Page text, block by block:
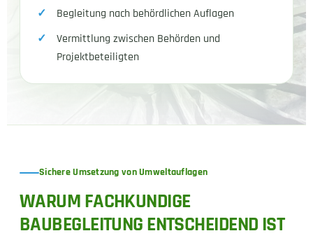
Begleitung nach behördlichen Auflagen
Vermittlung zwischen Behörden und
Projektbeteiligten
Sichere Umsetzung von Umweltauflagen
WARUM FACHKUNDIGE
BAUBEGLEITUNG ENTSCHEIDEND IST